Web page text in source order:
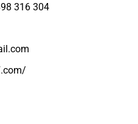
316 304